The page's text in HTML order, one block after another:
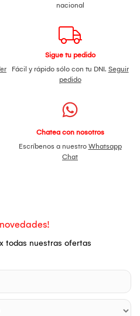
nacional
Sigue tu pedido
Fácil y rápido sólo con tu DNI. Seguir
pedido
Chatea con nosotros
Escríbenos a nuestro Whatsapp
Chat
todas nuestras ofertas